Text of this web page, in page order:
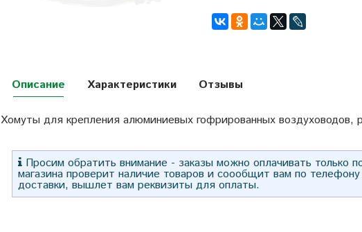
Описание
Хомуты для крепления алюминиевых гофрированных воздуховодов,
Характеристики Отзывы
Просим обратить внимание - заказы можно оплачивать
магазина проверит наличие товаров и соообщит вам по
доставки, вышлет вам реквизиты для оплаты.